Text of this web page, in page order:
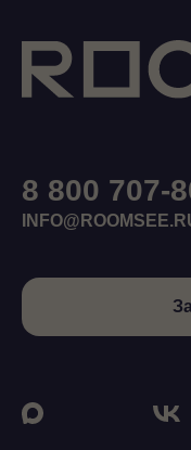
8 800 707-